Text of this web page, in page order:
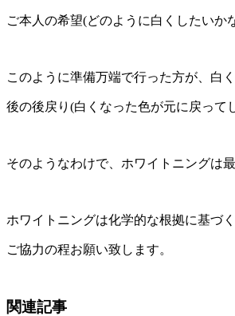
ご本人の希望(どのように白くしたいか
このように準備万端で行った方が、白
後の後戻り(白くなった色が元に戻って
そのようなわけで、ホワイトニングは
ホワイトニングは化学的な根拠に基づ
ご協力の程お願い致します。
関連記事